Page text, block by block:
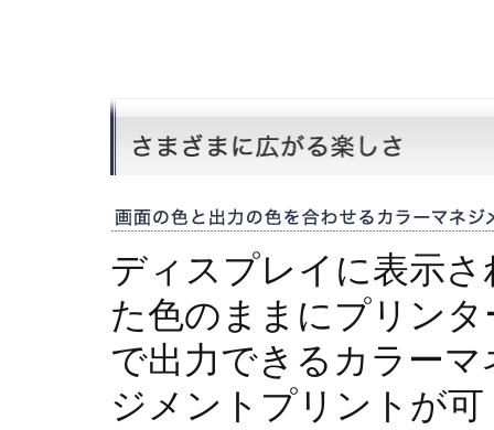
ディスプレイに表示さ
た色のままにプリンタ
で出力できるカラーマ
ジメントプリントが可